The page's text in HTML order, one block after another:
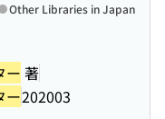
ー 著
ー202003
Other Libraries in Japan